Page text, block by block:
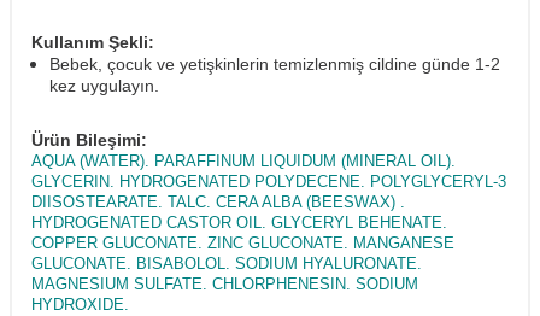
Kullanım Şekli:
Bebek, çocuk ve yetişkinlerin temizlenmiş cildine günde 1-2
kez uygulayın.
Ürün Bileşimi:
AQUA (WATER). PARAFFINUM LIQUIDUM (MINERAL OIL).
GLYCERIN. HYDROGENATED POLYDECENE. POLYGLYCERYL-3
DIISOSTEARATE. TALC. CERA ALBA (BEESWAX) .
HYDROGENATED CASTOR OIL. GLYCERYL BEHENATE.
COPPER GLUCONATE. ZINC GLUCONATE. MANGANESE
GLUCONATE. BISABOLOL. SODIUM HYALURONATE.
MAGNESIUM SULFATE. CHLORPHENESIN. SODIUM
HYDROXIDE.